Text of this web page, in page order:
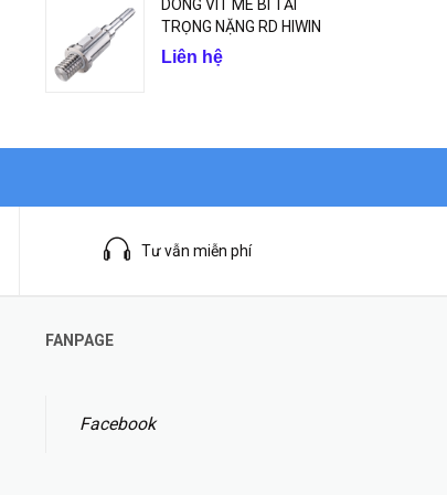
DÒNG VÍT ME BI TẢI
TRỌNG NẶNG RD HIWIN
Liên hệ
Tư vẫn miễn phí
FANPAGE
Facebook